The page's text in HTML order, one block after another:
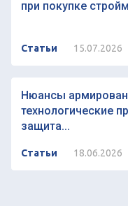
при покупке
Статьи 15.07.2026
Нюансы
технологические
защита...
Статьи 18.06.2026